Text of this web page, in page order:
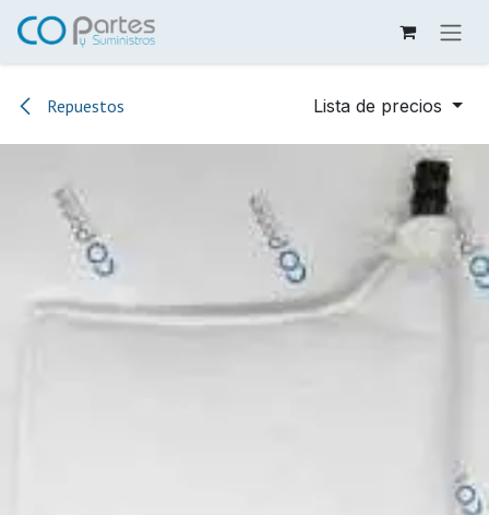
Ir al contenido
Repuestos Lista de precios